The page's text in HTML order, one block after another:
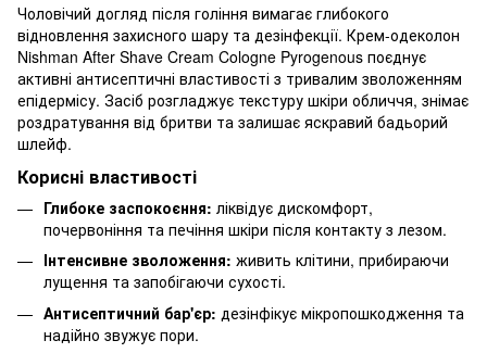
Чоловічий догляд після гоління вимагає глибокого
відновлення захисного шару та дезінфекції. Крем-одеколон
Nishman After Shave Cream Cologne Pyrogenous поєднує
активні антисептичні властивості з тривалим зволоженням
епідермісу. Засіб розгладжує текстуру шкіри обличчя, знімає
роздратування від бритви та залишає яскравий бадьорий
шлейф.
Корисні властивості
Глибоке заспокоєння: ліквідує дискомфорт,
почервоніння та печіння шкіри після контакту з лезом.
Інтенсивне зволоження: живить клітини, прибираючи
лущення та запобігаючи сухості.
Антисептичний бар'єр: дезінфікує мікропошкодження та
надійно звужує пори.